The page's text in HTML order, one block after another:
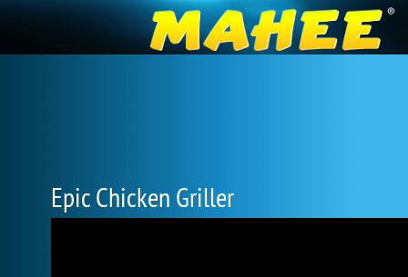
Epic Chicken Griller